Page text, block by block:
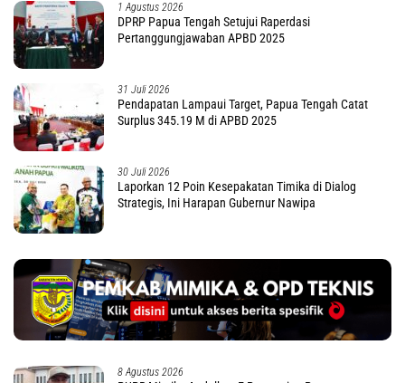
1 Agustus 2026
DPRP Papua Tengah Setujui Raperdasi
Pertanggungjawaban APBD 2025
31 Juli 2026
Pendapatan Lampaui Target, Papua Tengah Catat
Surplus 345.19 M di APBD 2025
30 Juli 2026
Laporkan 12 Poin Kesepakatan Timika di Dialog
Strategis, Ini Harapan Gubernur Nawipa
8 Agustus 2026